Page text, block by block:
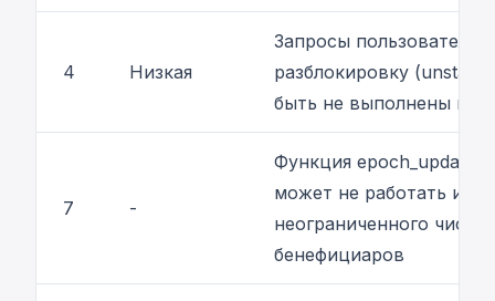
4 Низкая
Запросы пользователей
разблокировку
быть не выполнены
7 -
Функция
может не работать из-
неограниченного числа
бенефициаров